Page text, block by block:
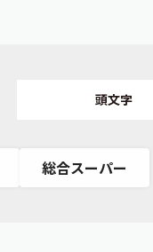
頭文字
総合スーパー